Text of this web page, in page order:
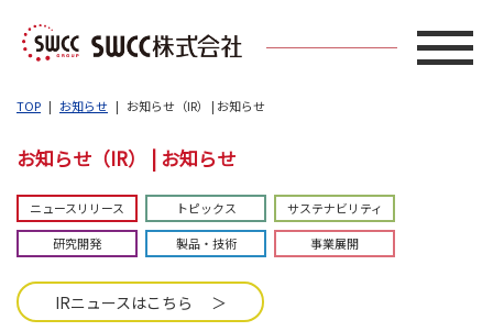
TOP お知らせ お知らせ（IR） | お知らせ
お知らせ（IR） | お知らせ
ニュースリリース トピックス
サステナビリティ
研究開発
製品・技術 事業展開
IRニュースはこちら ＞